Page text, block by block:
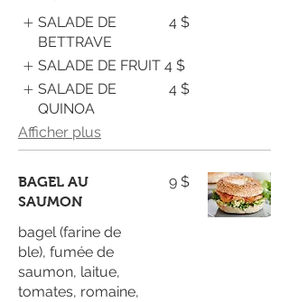
SALADE DE
BETTRAVE
4 $
SALADE DE FRUIT 4 $
SALADE DE
QUINOA
4 $
Afficher plus
BAGEL AU
SAUMON
bagel (farine de
ble), fumée de
saumon, laitue,
tomates, romaine,
9 $